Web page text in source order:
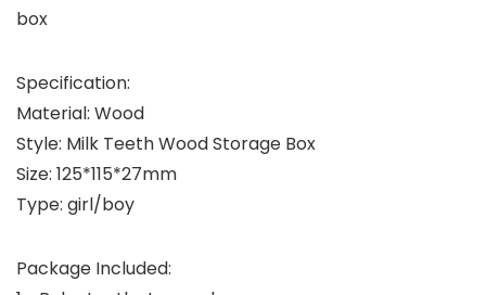
box
Specification:
Material: Wood
Style: Milk Teeth Wood Storage Box
Size: 125*115*27mm
Type: girl/boy
Package Included: